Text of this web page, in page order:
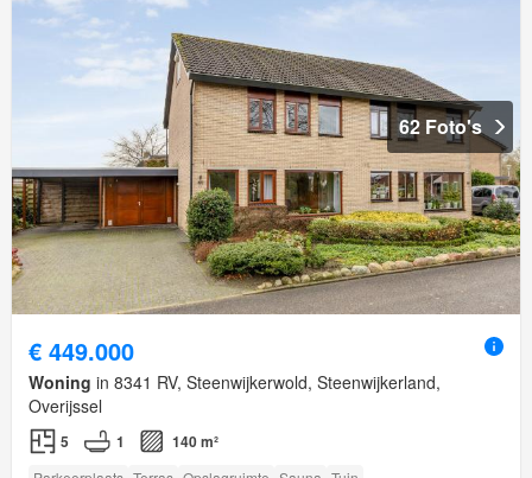
62 Foto's
€ 449.000
Woning in 8341 RV, Steenwijkerwold, Steenwijkerland,
Overijssel
5 1 140 m²